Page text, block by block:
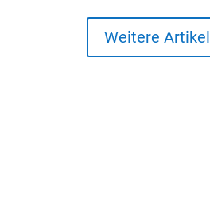
Weitere